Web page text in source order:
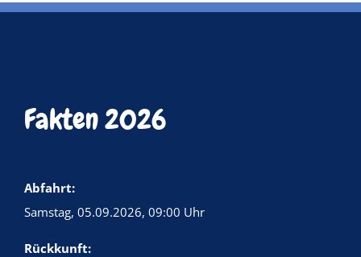
Fakten 2026
Abfahrt:
Samstag, 05.09.2026, 09:00 Uhr
Rückkunft: